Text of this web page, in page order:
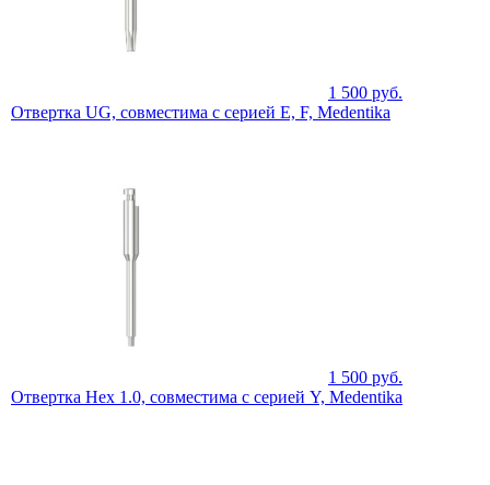
1 500 руб.
Отвертка UG, совместима с серией E, F, Medentika
1 500 руб.
Отвертка Hex 1.0, совместима с серией Y, Medentika